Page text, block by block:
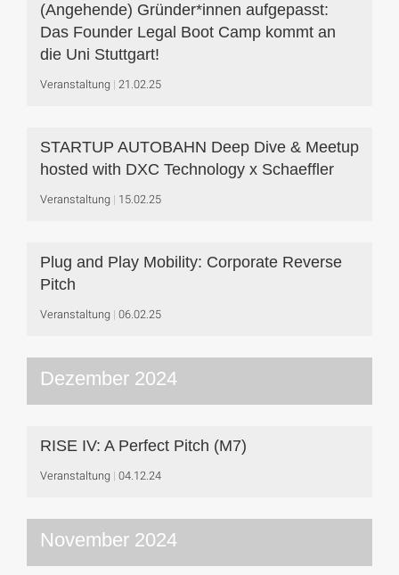
(Angehende) Gründer*innen aufgepasst:
Das Founder Legal Boot Camp kommt an
die Uni Stuttgart!
Veranstaltung 21.02.25
STARTUP AUTOBAHN Deep Dive & Meetup
hosted with DXC Technology x Schaeffler
Veranstaltung 15.02.25
Plug and Play Mobility: Corporate Reverse
Pitch
Veranstaltung 06.02.25
Dezember 2024
RISE IV: A Perfect Pitch (M7)
Veranstaltung 04.12.24
November 2024